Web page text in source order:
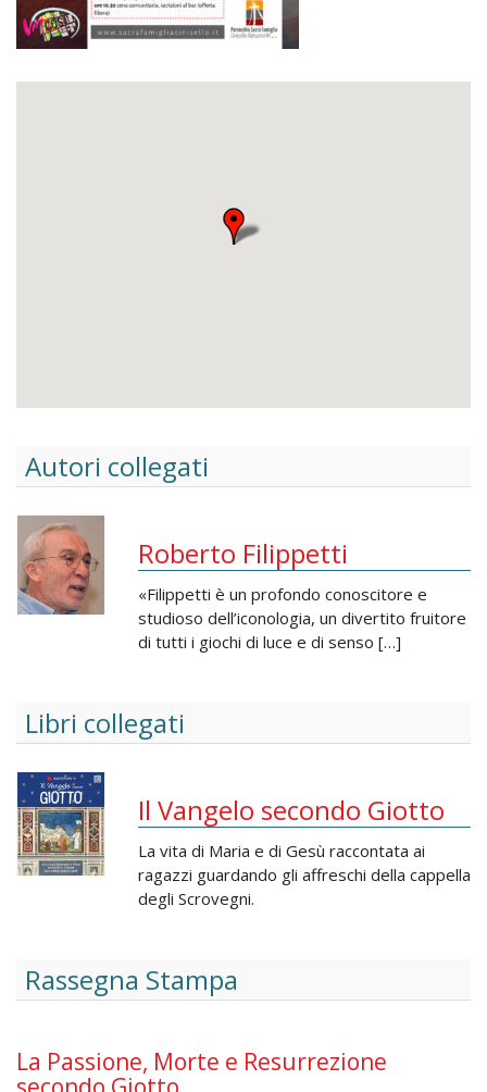
Autori collegati
Roberto Filippetti
«Filippetti è un profondo conoscitore e
studioso dell’iconologia, un divertito fruitore
di tutti i giochi di luce e di senso […]
Libri collegati
Il Vangelo secondo Giotto
La vita di Maria e di Gesù raccontata ai
ragazzi guardando gli affreschi della cappella
degli Scrovegni.
Rassegna Stampa
La Passione, Morte e Resurrezione